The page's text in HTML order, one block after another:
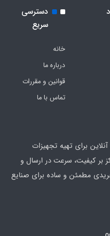
دسترسی
سریع
خانه
درباره ما
قوانین و مقررات
تماس با ما
برای تهیه تجهیزات
بر کیفیت، سرعت در ارسال و
مطمئن و ساده برای صنایع